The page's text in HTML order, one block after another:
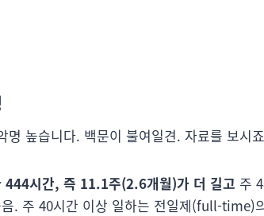
높습니다. 백문이 불여일견. 자료를 보시
444시간, 즉 11.1주(2.6개월)가 더 길고 주
. 주 40시간 이상 일하는 전일제(full-time)